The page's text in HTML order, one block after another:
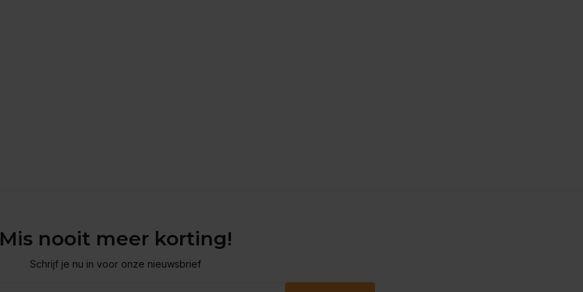
Mis nooit meer korting!
Schrijf je nu in voor onze nieuwsbrief